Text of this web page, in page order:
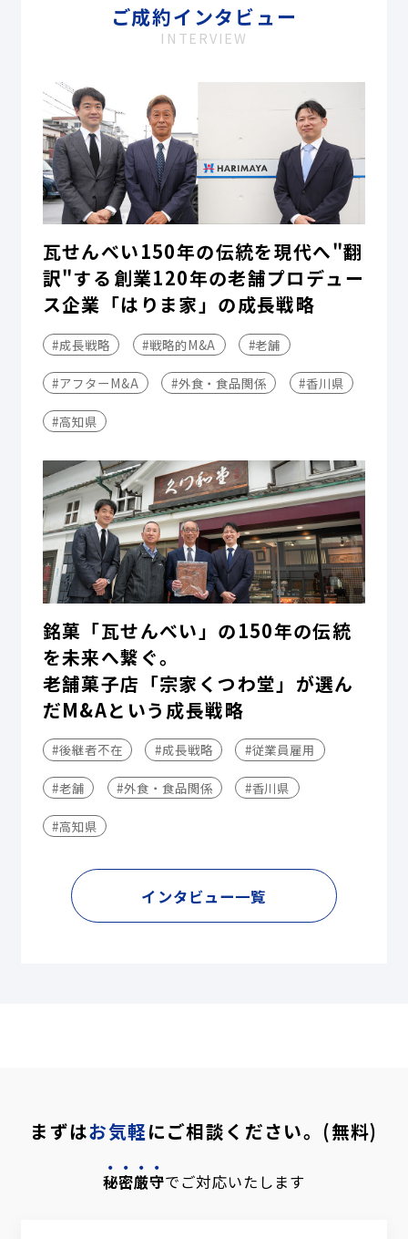
ご成約インタビュー
INTERVIEW
瓦せんべい150年の伝統を現代へ"翻
訳"する――創業120年の老舗プロデュー
ス企業「はりま家」の成長戦略
#成長戦略 #戦略的M&A #老舗
#アフターM&A #外食・食品関係 #香川県
#高知県
銘菓「瓦せんべい」の150年の伝統
を未来へ繋ぐ。
老舗菓子店「宗家くつわ堂」が選ん
だM&Aという成長戦略
#後継者不在 #成長戦略 #従業員雇用
#老舗 #外食・食品関係 #香川県
#高知県
インタビュー一覧
まずはお気軽にご相談ください。(無料)
秘密厳守でご対応いたします